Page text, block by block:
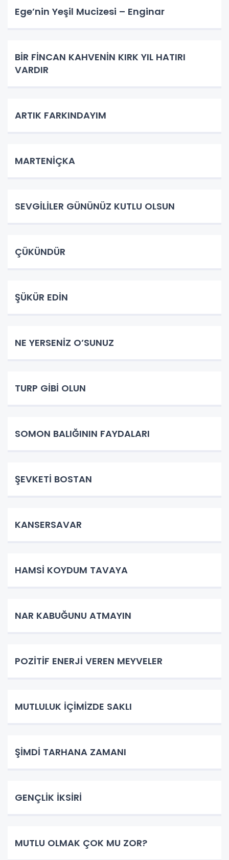
Ege’nin Yeşil Mucizesi – Enginar
BİR FİNCAN KAHVENİN KIRK YIL HATIRI
VARDIR
ARTIK FARKINDAYIM
MARTENİÇKA
SEVGİLİLER GÜNÜNÜZ KUTLU OLSUN
ÇÜKÜNDÜR
ŞÜKÜR EDİN
NE YERSENİZ O’SUNUZ
TURP GİBİ OLUN
SOMON BALIĞININ FAYDALARI
ŞEVKETİ BOSTAN
KANSERSAVAR
HAMSİ KOYDUM TAVAYA
NAR KABUĞUNU ATMAYIN
POZİTİF ENERJİ VEREN MEYVELER
MUTLULUK İÇİMİZDE SAKLI
ŞİMDİ TARHANA ZAMANI
GENÇLİK İKSİRİ
MUTLU OLMAK ÇOK MU ZOR?